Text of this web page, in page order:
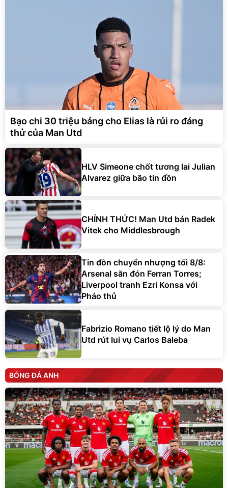
Bạo chi 30 triệu bảng cho Elias là rủi ro đáng
thử của Man Utd
HLV Simeone chốt tương lai Julian
Alvarez giữa bão tin đồn
CHÍNH THỨC! Man Utd bán Radek
Vitek cho Middlesbrough
Tin đồn chuyển nhượng tối 8/8:
Arsenal săn đón Ferran Torres;
Liverpool tranh Ezri Konsa với
Pháo thủ
Fabrizio Romano tiết lộ lý do Man
Utd rút lui vụ Carlos Baleba
BÓNG ĐÁ ANH